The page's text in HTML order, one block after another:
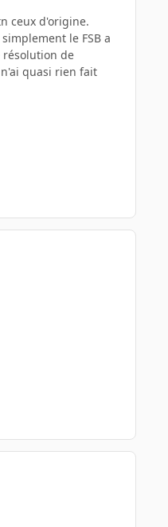
ceux d'origine.
le FSB a
résolution de
quasi rien fait